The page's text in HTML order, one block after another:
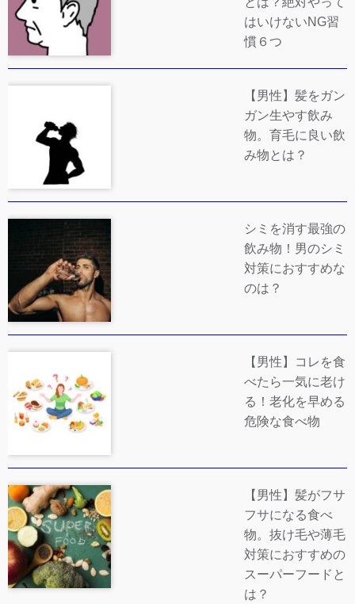
はいけないNG習
慣６つ
【男性】髪をガン
ガン生やす飲み
物。育毛に良い飲
み物とは？
シミを消す最強の
飲み物！男のシミ
対策におすすめな
のは？
【男性】コレを食
べたら一気に老け
る！老化を早める
危険な食べ物
【男性】髪がフサ
フサになる食べ
物。抜け毛や薄毛
対策におすすめの
スーパーフードと
は？